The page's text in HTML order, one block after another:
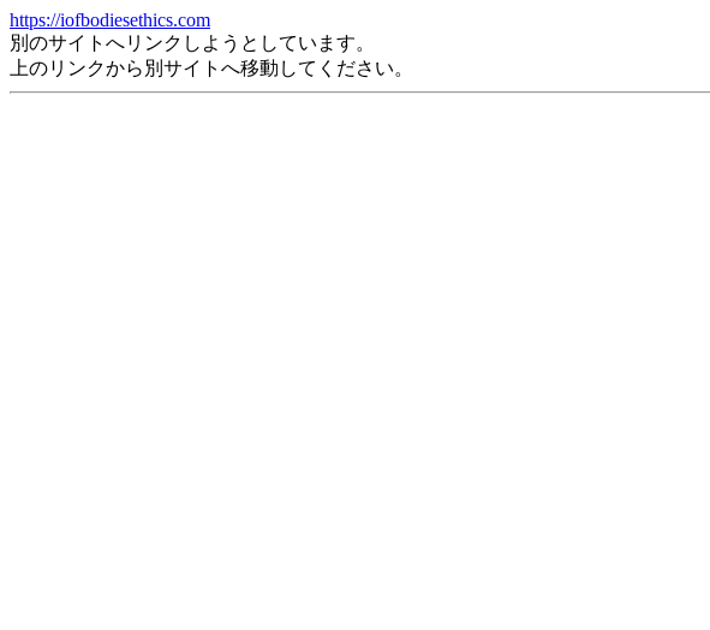
https://iofbodiesethics.com
別のサイトへリンクしようとしています。
上のリンクから別サイトへ移動してください。